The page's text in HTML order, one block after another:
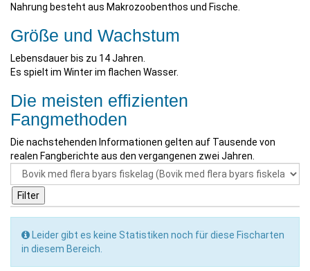
Nahrung besteht aus Makrozoobenthos und Fische.
Größe und Wachstum
Lebensdauer bis zu 14 Jahren.
Es spielt im Winter im flachen Wasser.
Die meisten effizienten
Fangmethoden
Die nachstehenden Informationen gelten auf Tausende von
realen Fangberichte aus den vergangenen zwei Jahren.
Leider gibt es keine Statistiken noch für diese Fischarten
in diesem Bereich.